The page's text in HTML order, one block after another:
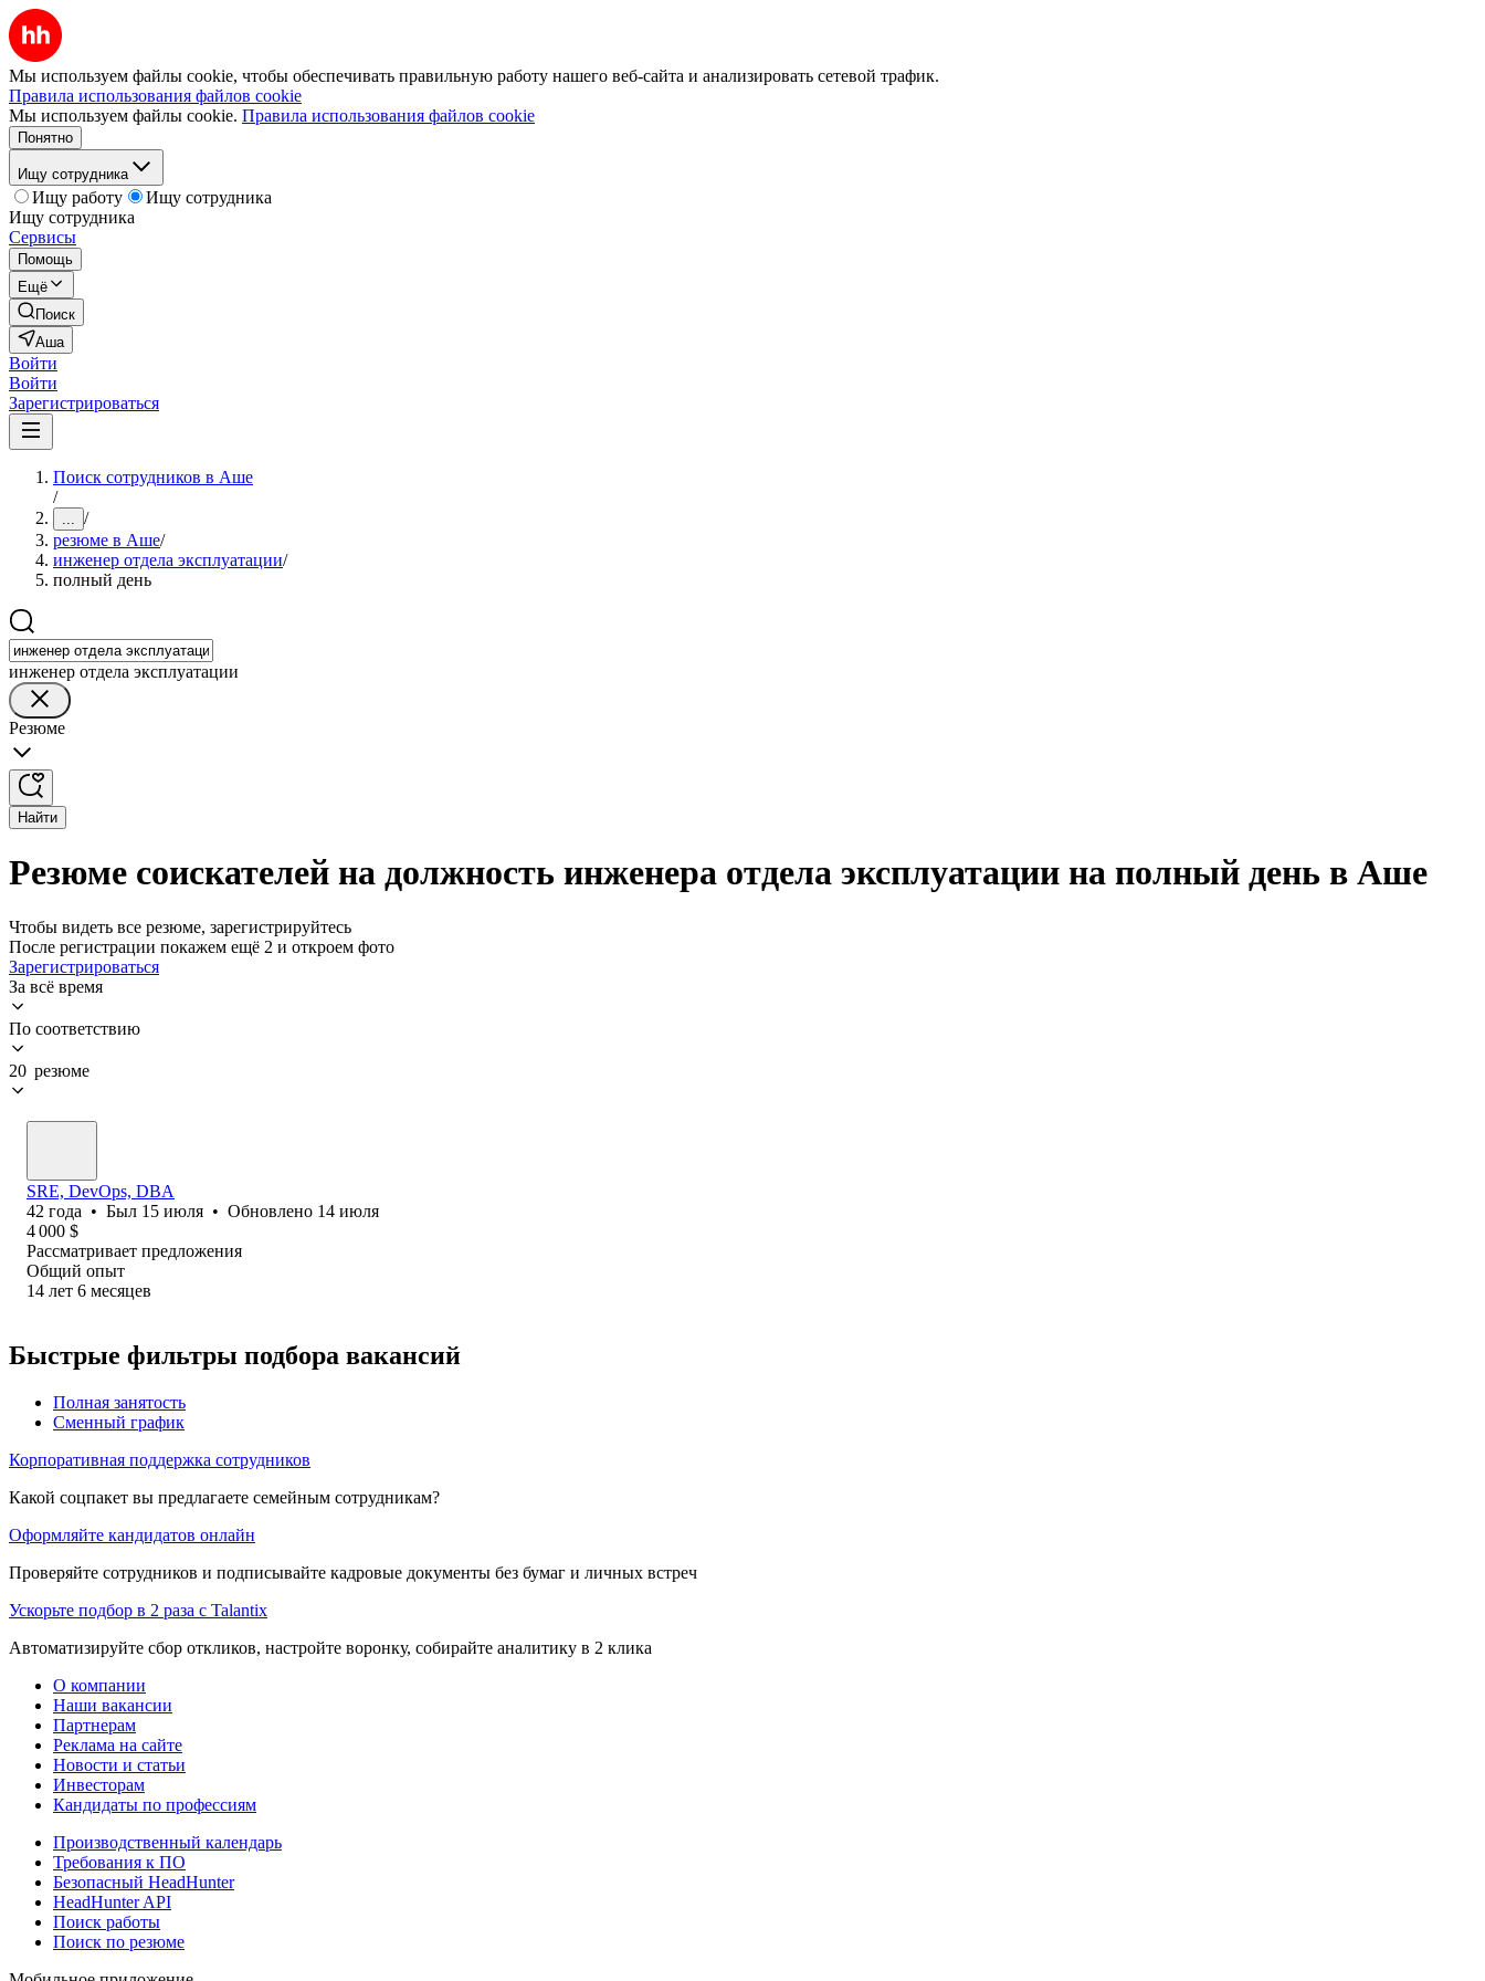
Мы используем файлы cookie, чтобы обеспечивать правильную работу нашего веб-сайта и анализировать сетевой трафик.
Правила использования файлов cookie
Мы используем файлы cookie. Правила использования файлов cookie
Понятно
Ищу сотрудника
Ищу работу
Ищу сотрудника
Ищу сотрудника
Сервисы
Помощь
Ещё
Поиск
Аша
Войти
Войти
Зарегистрироваться
Поиск сотрудников в Аше
/
... /
резюме в Аше/
инженер отдела эксплуатации/
полный день
инженер отдела эксплуатации
Резюме
Найти
Резюме соискателей на должность инженера отдела эксплуатации на полный день в Аше
Чтобы видеть все резюме, зарегистрируйтесь
После регистрации покажем ещё 2 и откроем фото
Зарегистрироваться
За всё время
По соответствию
20 резюме
SRE, DevOps, DBA
42 года • Был 15 июля • Обновлено 14 июля
4 000 $
Рассматривает предложения
Общий опыт
14 лет 6 месяцев
Быстрые фильтры подбора вакансий
Полная занятость
Сменный график
Корпоративная поддержка сотрудников
Какой соцпакет вы предлагаете семейным сотрудникам?
Оформляйте кандидатов онлайн
Проверяйте сотрудников и подписывайте кадровые документы без бумаг и личных встреч
Ускорьте подбор в 2 раза с Talantix
Автоматизируйте сбор откликов, настройте воронку, собирайте аналитику в 2 клика
О компании
Наши вакансии
Партнерам
Реклама на сайте
Новости и статьи
Инвесторам
Кандидаты по профессиям
Производственный календарь
Требования к ПО
Безопасный HeadHunter
HeadHunter API
Поиск работы
Поиск по резюме